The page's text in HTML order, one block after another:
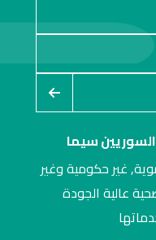
السوريين سيما
غير حكومية وغير
عالية الجودة